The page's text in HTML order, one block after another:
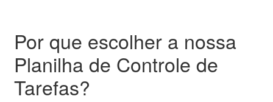
Por que escolher a nossa
Planilha de Controle de
Tarefas?